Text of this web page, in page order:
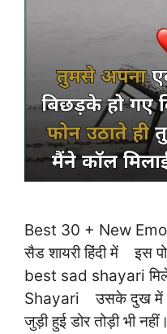
Best 30 + New
सैड शायरी हिंदी में इस
best sad shayari
Shayari उसके दुख में
जुड़ी हुई डोर तोड़ी भी